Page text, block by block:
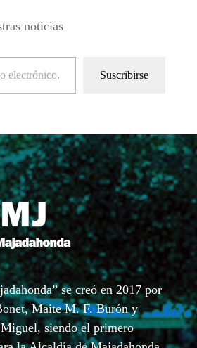
noticias
Suscribirse
se creó en 2017 por
Maite M. F. Burón y
siendo el primero